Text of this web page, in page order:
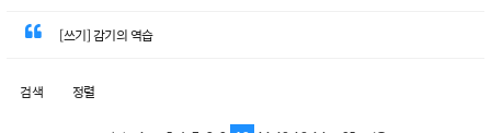
[쓰기] 감기의 역습
검색 정렬